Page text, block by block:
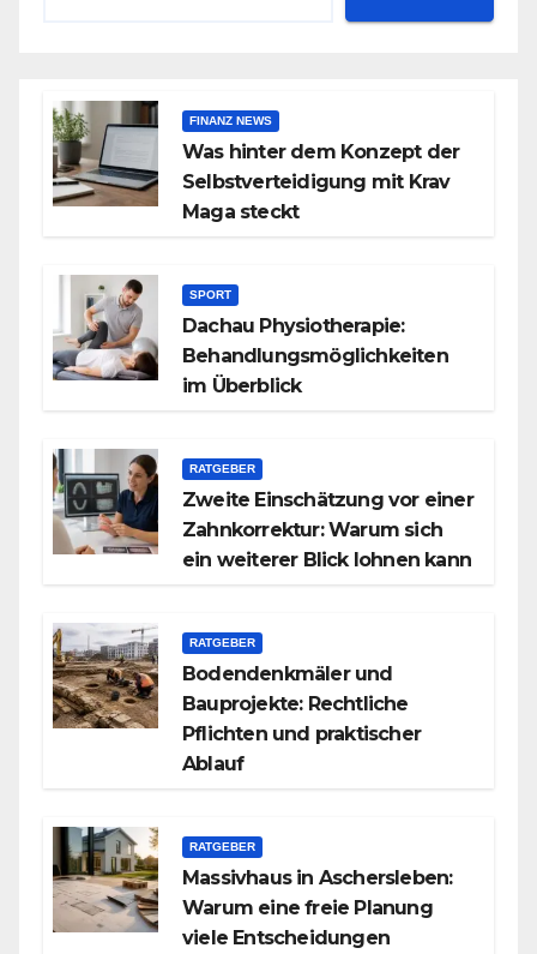
FINANZ NEWS
Was hinter dem Konzept der
Selbstverteidigung mit Krav
Maga steckt
SPORT
Dachau Physiotherapie:
Behandlungsmöglichkeiten
im Überblick
RATGEBER
Zweite Einschätzung vor einer
Zahnkorrektur: Warum sich
ein weiterer Blick lohnen kann
RATGEBER
Bodendenkmäler und
Bauprojekte: Rechtliche
Pflichten und praktischer
Ablauf
RATGEBER
Massivhaus in Aschersleben:
Warum eine freie Planung
viele Entscheidungen